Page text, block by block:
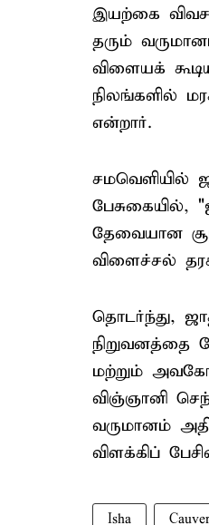
இயற்கை
தரும்
விளையக்
நிலங்களில்
என்றார்.
சமவெளியில்
பேசுகையில்,
தேவையான
விளைச்சல்
தொடர்ந்து,
நிறுவனத்தை
மற்றும்
விஞ்ஞானி
வருமானம்
விளக்கிப்
Isha